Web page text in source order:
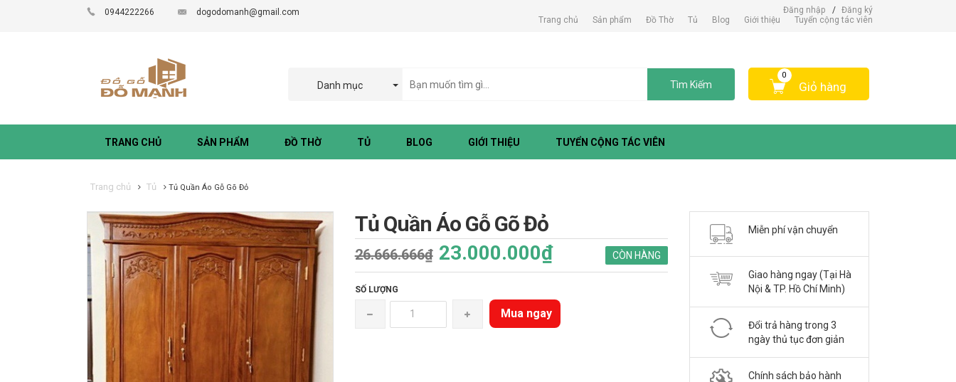
0944222266 dogodomanh@gmail.com Đăng nhập / Đăng ký
Trang chủ
Sản phẩm Đồ Thờ Tủ Blog Giới thiệu Tuyển cộng tác viên
Danh mục Tìm Kiếm Giỏ hàng
0
TRANG CHỦ SẢN PHẨM ĐỒ THỜ TỦ BLOG GIỚI THIỆU TUYỂN CỘNG TÁC VIÊN
Trang chủ Tủ Tủ Quần Áo Gỗ Gõ Đỏ
Tủ Quần Áo Gỗ Gõ Đỏ
CÒN HÀNG
26.666.666₫ 23.000.000₫
SỐ LƯỢNG
Mua ngay
Miễn phí vận chuyển
Giao hàng ngay (Tại Hà
Nội & TP. Hồ Chí Minh)
Đổi trả hàng trong 3
ngày thủ tục đơn giản
Chính sách bảo hành